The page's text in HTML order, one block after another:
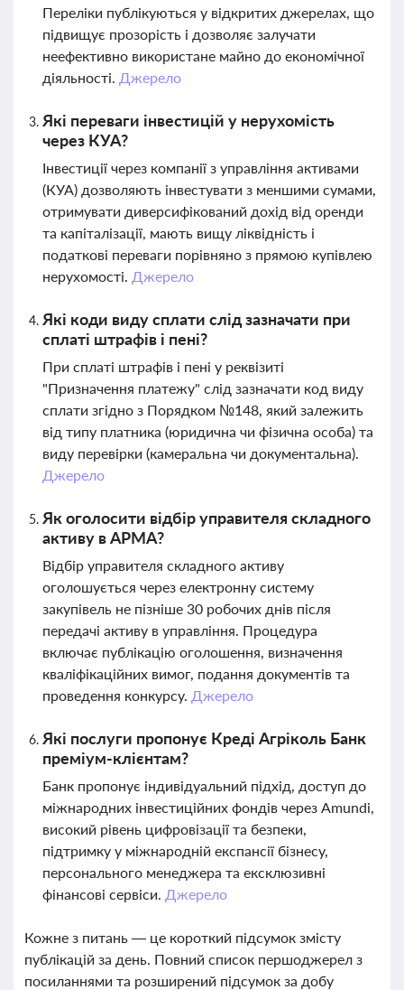
Переліки публікуються у відкритих джерелах, що
підвищує прозорість і дозволяє залучати
неефективно використане майно до економічної
діяльності. Джерело
Які переваги інвестицій у нерухомість
через КУА?
Інвестиції через компанії з управління активами
(КУА) дозволяють інвестувати з меншими сумами,
отримувати диверсифікований дохід від оренди
та капіталізації, мають вищу ліквідність і
податкові переваги порівняно з прямою купівлею
нерухомості. Джерело
Які коди виду сплати слід зазначати при
сплаті штрафів і пені?
При сплаті штрафів і пені у реквізиті
"Призначення платежу" слід зазначати код виду
сплати згідно з Порядком №148, який залежить
від типу платника (юридична чи фізична особа) та
виду перевірки (камеральна чи документальна).
Джерело
Як оголосити відбір управителя складного
активу в АРМА?
Відбір управителя складного активу
оголошується через електронну систему
закупівель не пізніше 30 робочих днів після
передачі активу в управління. Процедура
включає публікацію оголошення, визначення
кваліфікаційних вимог, подання документів та
проведення конкурсу. Джерело
Які послуги пропонує Креді Агріколь Банк
преміум-клієнтам?
Банк пропонує індивідуальний підхід, доступ до
міжнародних інвестиційних фондів через Amundi,
високий рівень цифровізації та безпеки,
підтримку у міжнародній експансії бізнесу,
персонального менеджера та ексклюзивні
фінансові сервіси. Джерело
Кожне з питань — це короткий підсумок змісту
публікацій за день. Повний список першоджерел з
посиланнями та розширений підсумок за добу